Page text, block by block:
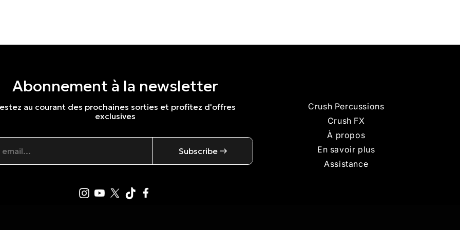
Abonnement à la newsletter
au courant des prochaines sorties et profitez d'offres
exclusives
Subscribe →
Crush Percussions
Crush FX
À propos
En savoir plus
Assistance